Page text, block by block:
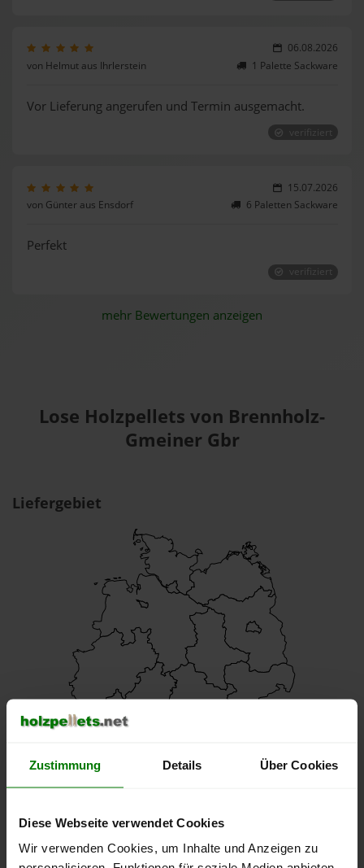
Zustimmung Details Über Cookies
Diese Webseite verwendet Cookies
Wir verwenden Cookies, um Inhalte und Anzeigen zu
06.08.2026
von Helmut aus Ihrlerstein
1 Palette Sackware
Vor Lieferung angerufen und Termin ausgemacht.
verifiziert
15.07.2026
von Günter aus Ensdorf
6 Paletten Sackware
Perfekt
verifiziert
mehr Bewertungen anzeigen
Lose Holzpellets von Brennholz-
Gmeiner Gbr
Liefergebiet